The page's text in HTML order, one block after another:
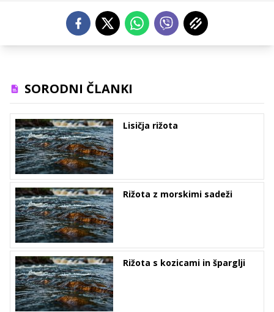
SORODNI ČLANKI
Lisičja rižota
Rižota z morskimi sadeži
Rižota s kozicami in šparglji